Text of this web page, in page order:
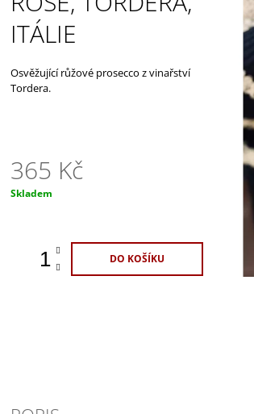
ITÁLIE
Osvěžující růžové prosecco z vinařství
Tordera.
365 Kč
Měrná
Skladem
DO KOŠÍKU
420 Kč